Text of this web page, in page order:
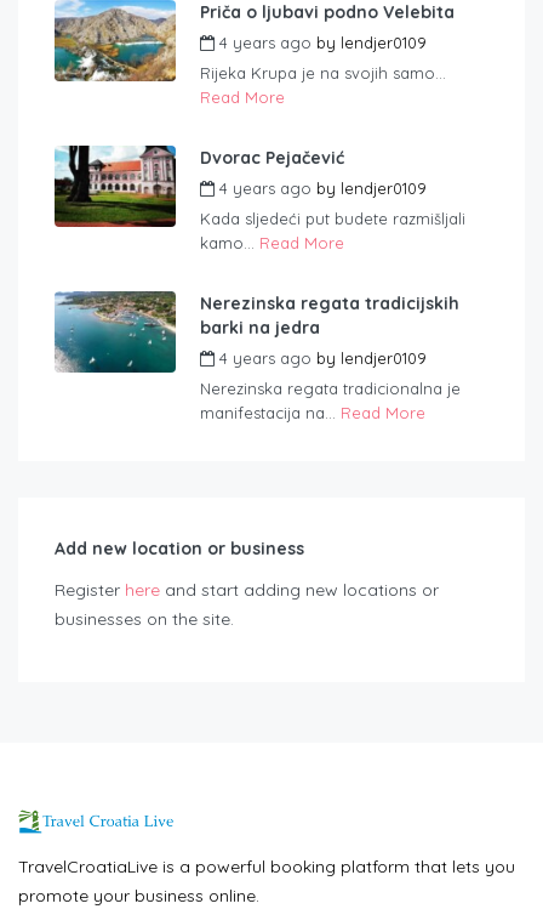
Priča o ljubavi podno Velebita
4 years ago by lendjer0109
Rijeka Krupa je na svojih samo...
Read More
Dvorac Pejačević
4 years ago by lendjer0109
Kada sljedeći put budete razmišljali
kamo... Read More
Nerezinska regata tradicijskih
barki na jedra
4 years ago by lendjer0109
Nerezinska regata tradicionalna je
manifestacija na... Read More
Add new location or business
Register here and start adding new locations or
businesses on the site.
TravelCroatiaLive is a powerful booking platform that lets you
promote your business online.